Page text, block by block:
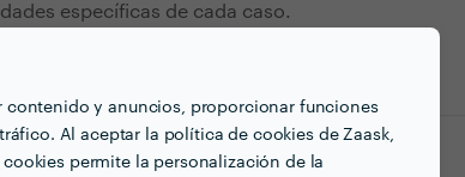
contenido y anuncios, proporcionar funciones
Al aceptar la política de cookies de Zaask,
permite la personalización de la
específicas de cada caso.